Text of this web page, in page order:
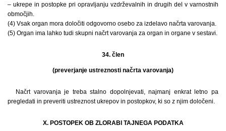
– ukrepe in postopke pri opravljanju vzdrževalnih in drugih del v varnostnih
območjih.
(4) Vsak organ mora določiti odgovorno osebo za izdelavo načrta varovanja.
(5) Organ ima lahko tudi skupni načrt varovanja za organ in organe v sestavi.
34. člen
(preverjanje ustreznosti načrta varovanja)
Načrt varovanja je treba stalno dopolnjevati, najmanj enkrat letno pa
pregledati in preveriti ustreznost ukrepov in postopkov, ki so z njim določeni.
X. POSTOPEK OB ZLORABI TAJNEGA PODATKA